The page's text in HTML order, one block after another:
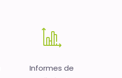
Informes de